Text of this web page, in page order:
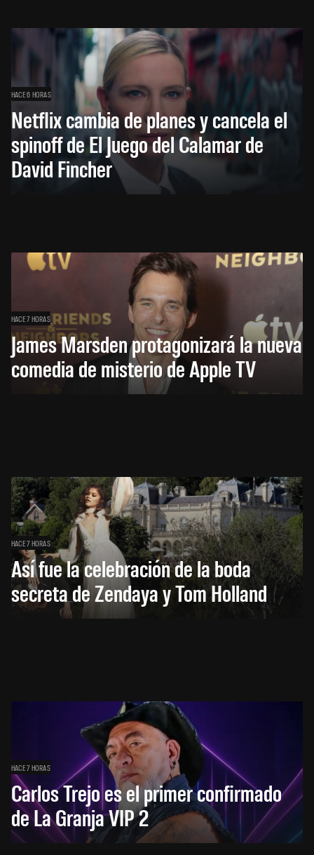
HACE 6 HORAS
Netflix cambia de planes y cancela el
spinoff de El Juego del Calamar de
David Fincher
HACE 7 HORAS
James Marsden protagonizará la nueva
comedia de misterio de Apple TV
HACE 7 HORAS
Así fue la celebración de la boda
secreta de Zendaya y Tom Holland
HACE 7 HORAS
Carlos Trejo es el primer confirmado
de La Granja VIP 2